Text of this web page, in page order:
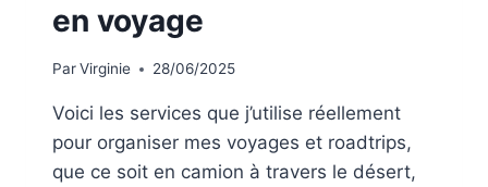
en voyage
ParVirginie 28/06/2025
Voici les services que j’utilise réellement
pour organiser mes voyages et roadtrips,
que ce soit en camion à travers le désert,